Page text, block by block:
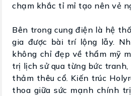
chạm khắc tỉ mỉ tạo nên vẻ
Bên trong cung điện là hệ
gia được bài trí lộng lẫy.
không chỉ đẹp về thẩm mỹ
trị lịch sử qua từng bức
thảm thêu cổ. Kiến trúc
thoa giữa sức mạnh chính